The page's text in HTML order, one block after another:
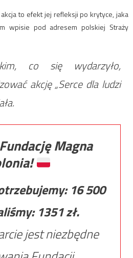
to efekt jej refleksji po krytyce, jaka
wpisie pod adresem polskiej Straży
co się wydarzyło,
akcję „Serce dla ludzi
Magna
16 500
1351zł.
jest niezbędne